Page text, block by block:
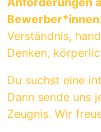
Verständnis,
Denken,
Du suchst eine
Dann sende uns
Zeugnis. Wir